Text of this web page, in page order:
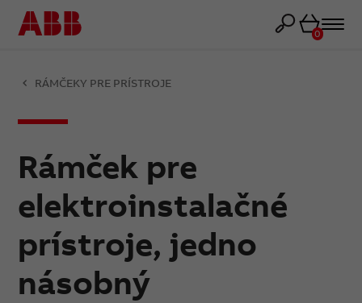
Košík
0
RÁMČEKY PRE PRÍSTROJE
Rámček pre
elektroinstalačné
prístroje, jedno
násobný